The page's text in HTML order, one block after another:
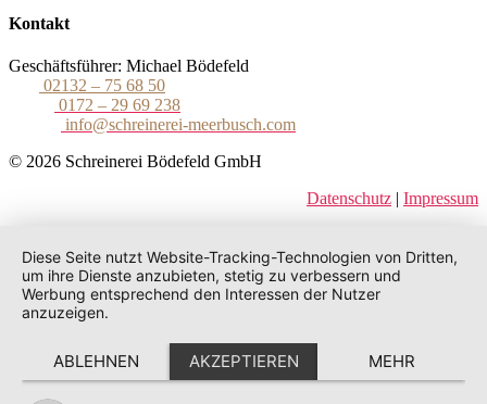
Kontakt
Geschäftsführer: Michael Bödefeld
02132 – 75 68 50
0172 – 29 69 238
info@schreinerei-meerbusch.com
© 2026 Schreinerei Bödefeld GmbH
Datenschutz | Impressum
Diese Seite nutzt Website-Tracking-Technologien von Dritten,
um ihre Dienste anzubieten, stetig zu verbessern und
Werbung entsprechend den Interessen der Nutzer
anzuzeigen.
ABLEHNEN AKZEPTIEREN MEHR